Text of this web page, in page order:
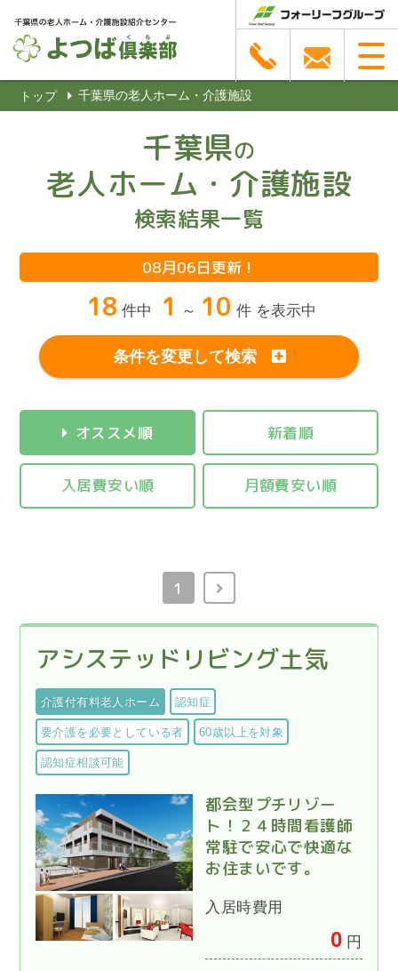
トップ 千葉県の老人ホーム・介護施設
千葉県の
老人ホーム・介護施設
検索結果一覧
08月06日更新！
18 件中 1 ～ 10 件 を表示中
条件を変更して検索
オススメ順 新着順
入居費安い順 月額費安い順
1
アシステッドリビング土気
介護付有料老人ホーム 認知症
要介護を必要としている者 60歳以上を対象
認知症相談可能
都会型プチリゾー
ト！２４時間看護師
常駐で安心で快適な
お住まいです。
入居時費用
0 円